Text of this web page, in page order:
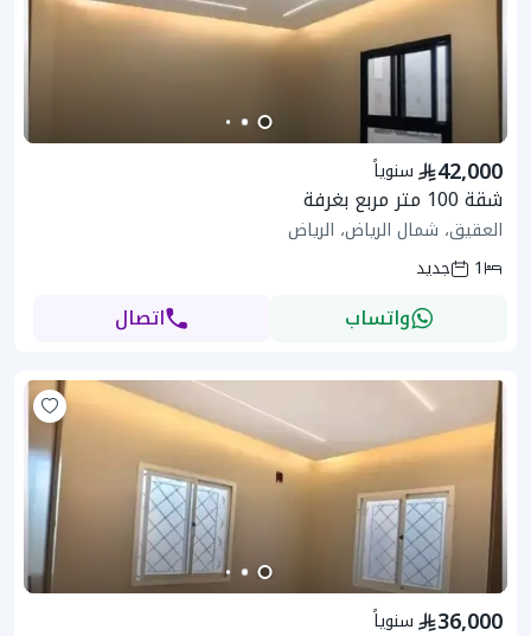
سنوياً 42,000
شقة 100 متر مربع بغرفة
العقيق، شمال الرياض، الرياض
1
جديد
واتساب اتصال
سنوياً 36,000